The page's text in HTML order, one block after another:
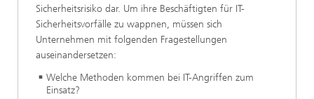
Sicherheitsrisiko dar. Um ihre Beschäftigten für IT-
Sicherheitsvorfälle zu wappnen, müssen sich
Unternehmen mit folgenden Fragestellungen
auseinandersetzen:
Welche Methoden kommen bei IT-Angriffen zum
Einsatz?